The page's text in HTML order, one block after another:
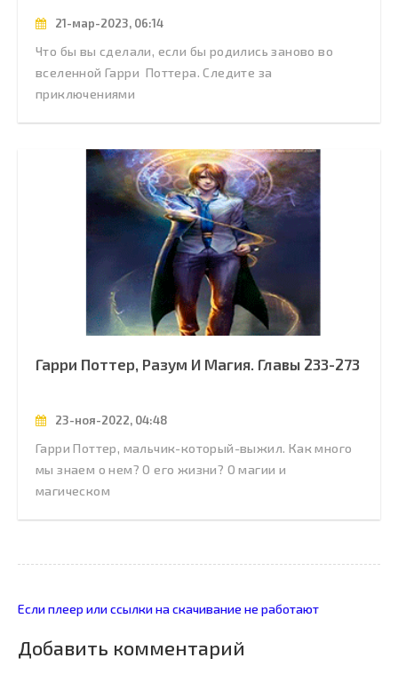
21-мар-2023, 06:14
Что бы вы сделали, если бы родились заново во
вселенной Гарри Поттера. Следите за
приключениями
Гарри Поттер, Разум И Магия. Главы 233-273
23-ноя-2022, 04:48
Гарри Поттер, мальчик-который-выжил. Как много
мы знаем о нем? О его жизни? О магии и
магическом
Если плеер или ссылки на скачивание не работают
Добавить комментарий